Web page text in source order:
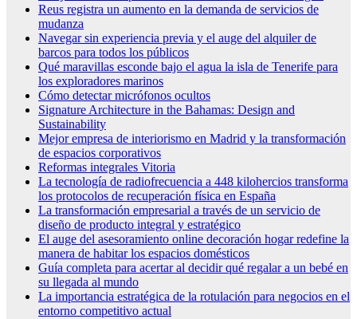
Reus registra un aumento en la demanda de servicios de
mudanza
Navegar sin experiencia previa y el auge del alquiler de
barcos para todos los públicos
Qué maravillas esconde bajo el agua la isla de Tenerife para
los exploradores marinos
Cómo detectar micrófonos ocultos
Signature Architecture in the Bahamas: Design and
Sustainability
Mejor empresa de interiorismo en Madrid y la transformación
de espacios corporativos
Reformas integrales Vitoria
La tecnología de radiofrecuencia a 448 kilohercios transforma
los protocolos de recuperación física en España
La transformación empresarial a través de un servicio de
diseño de producto integral y estratégico
El auge del asesoramiento online decoración hogar redefine la
manera de habitar los espacios domésticos
Guía completa para acertar al decidir qué regalar a un bebé en
su llegada al mundo
La importancia estratégica de la rotulación para negocios en el
entorno competitivo actual